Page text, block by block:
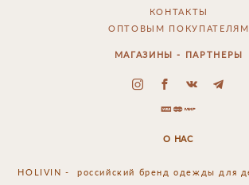
КОНТАКТЫ
ОПТОВЫМ ПОКУПАТЕЛЯМ
МАГАЗИНЫ - ПАРТНЕРЫ
О НАС
HOLIVIN - российский бренд одежды для